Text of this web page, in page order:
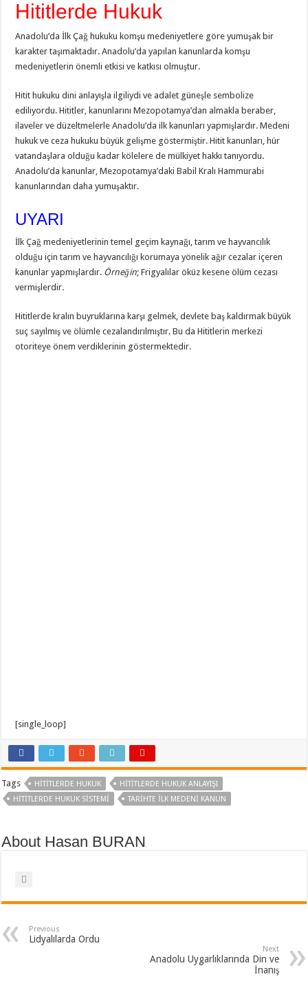
Hititlerde Hukuk
Anadolu’da İlk Çağ hukuku komşu medeniyetlere göre yumuşak bir
karakter taşımaktadır. Anadolu’da yapılan kanunlarda komşu
medeniyetlerin önemli etkisi ve katkısı olmuştur.
Hitit hukuku dini anlayışla ilgiliydi ve adalet güneşle sembolize
ediliyordu. Hititler, kanunlarını Mezopotamya’dan almakla beraber,
ilaveler ve düzeltmelerle Anadolu’da ilk kanunları yapmışlardır. Medeni
hukuk ve ceza hukuku büyük gelişme göstermiştir. Hitit kanunları, hür
vatandaşlara olduğu kadar kölelere de mülkiyet hakkı tanıyordu.
Anadolu’da kanunlar, Mezopotamya’daki Babil Kralı Hammurabi
kanunlarından daha yumuşaktır.
UYARI
İlk Çağ medeniyetlerinin temel geçim kaynağı, tarım ve hayvancılık
olduğu için tarım ve hayvancılığı korumaya yönelik ağır cezalar içeren
kanunlar yapmışlardır. Örneğin; Frigyalılar öküz kesene ölüm cezası
vermişlerdir.
Hititlerde kralın buyruklarına karşı gelmek, devlete baş kaldırmak büyük
suç sayılmış ve ölümle cezalandırılmıştır. Bu da Hititlerin merkezi
otoriteye önem verdiklerinin göstermektedir.
[single_loop]
Tags HITITLERDE HUKUK
HITITLERDE HUKUK ANLAYIŞI
HITITLERDE HUKUK SISTEMI
TARIHTE ILK MEDENI KANUN
About Hasan BURAN
Previous
Lidyalılarda Ordu
Next
Anadolu Uygarlıklarında Din ve
İnanış